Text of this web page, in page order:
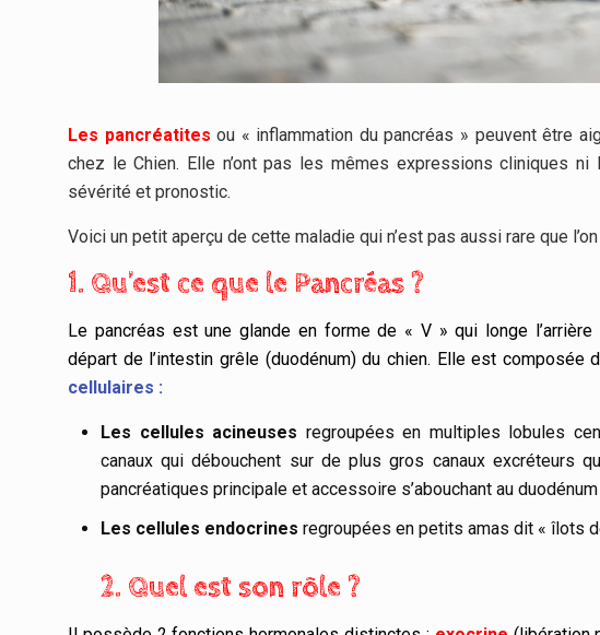
Les pancréatites ou « inflammation du pancréas » peuvent être
chez le Chien. Elle n’ont pas les mêmes expressions cliniques ni
sévérité et pronostic.
Voici un petit aperçu de cette maladie qui n’est pas aussi rare que
1. Qu’est ce que le Pancréas ?
Le pancréas est une glande en forme de « V » qui longe l’arrière
départ de l’intestin grêle (duodénum) du chien. Elle est composée
cellulaires :
Les cellules acineuses regroupées en multiples lobules
canaux qui débouchent sur de plus gros canaux excréteurs
pancréatiques principale et accessoire s’abouchant au
Les cellules endocrines regroupées en petits amas dit « îlots
2. Quel est son rôle ?